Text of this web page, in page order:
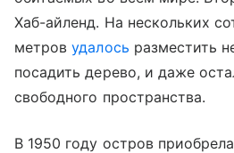
Хаб-айленд. На нескольких
метровудалось разместить
посадить дерево, и даже
свободного пространства.
В 1950 году остров